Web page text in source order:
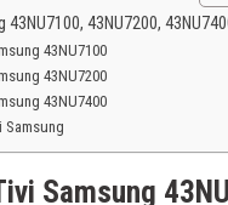
43NU7200,
43NU7100
43NU7200
43NU7400
Samsung
Samsung